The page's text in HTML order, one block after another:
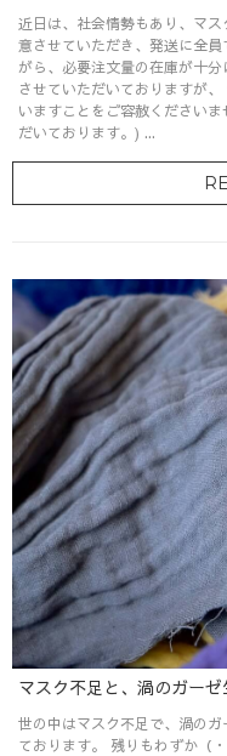
近日は、社会情勢もあり、マ
意させていただき、発送に全員で
がら、必要注文量の在庫が十
させていただいておりますが
いますことをご容赦ください
だいております。) ...
マスク不足と、渦のガーゼ
世の中はマスク不足で、渦の
ております。 残りもわずか（・□・;） なんとか皆様のお役